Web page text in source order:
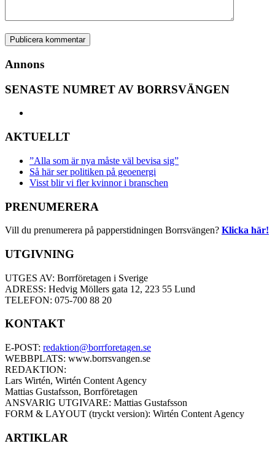
Annons
SENASTE NUMRET AV BORRSVÄNGEN
AKTUELLT
”Alla som är nya måste väl bevisa sig”
Så här ser politiken på geoenergi
Visst blir vi fler kvinnor i branschen
PRENUMERERA
Vill du prenumerera på papperstidningen Borrsvängen? Klicka här!
UTGIVNING
UTGES AV: Borrföretagen i Sverige
ADRESS: Hedvig Möllers gata 12, 223 55 Lund
TELEFON: 075-700 88 20
KONTAKT
E-POST: redaktion@borrforetagen.se
WEBBPLATS: www.borrsvangen.se
REDAKTION:
Lars Wirtén, Wirtén Content Agency
Mattias Gustafsson, Borrföretagen
ANSVARIG UTGIVARE: Mattias Gustafsson
FORM & LAYOUT (tryckt version): Wirtén Content Agency
ARTIKLAR